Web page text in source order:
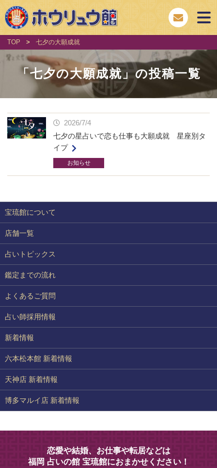
TOP > 七夕の大願成就
「七夕の大願成就」の投稿一覧
2026/7/4
七夕の星占いで恋も仕事も大願成就 星座別タ
イプ
お知らせ
宝琉館について
店舗一覧
占いトピックス
鑑定までの流れ
よくあるご質問
占い師採用情報
新着情報
六本松本館 新着情報
天神店 新着情報
博多マルイ店 新着情報
恋愛や結婚、お仕事や転居などは
福岡 占いの館 宝琉館におまかせください！